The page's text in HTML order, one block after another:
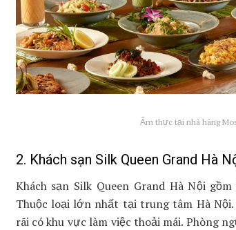
Ẩm thực tại nhà hàng
2. Khách sạn Silk Queen Grand Hà
Khách sạn Silk Queen Grand Hà Nội
Thuộc loại lớn nhất tại trung tâm Hà Nội.
rãi có khu vực làm việc thoải mái. Phòng